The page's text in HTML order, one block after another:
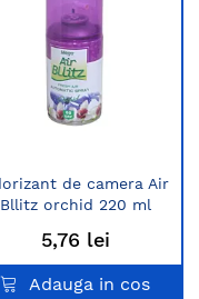
de camera Air
Bllitz orchid 220 ml
5,76 lei
Adauga in cos